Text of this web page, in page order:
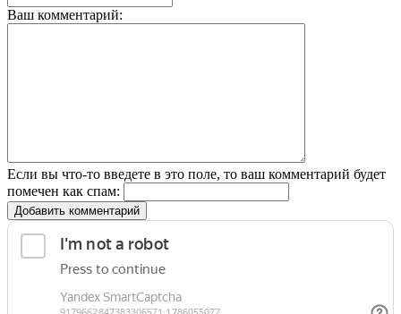
Ваш комментарий:
Если вы что-то введете в это поле, то ваш комментарий будет
помечен как спам:
Добавить комментарий